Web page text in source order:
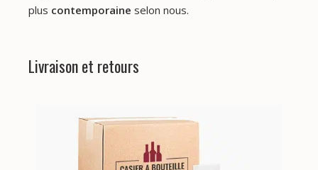
plus contemporaine selon nous.
Livraison et retours